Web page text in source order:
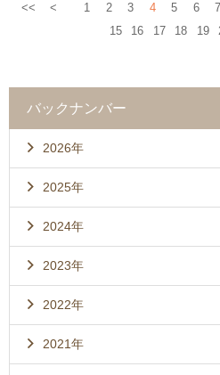
<< < 1 2 3 4 5 6 7
15
16 17 18 19
バックナンバー
2026年
2025年
2024年
2023年
2022年
2021年